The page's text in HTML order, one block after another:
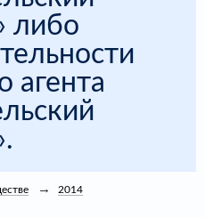
либо
агента
2014